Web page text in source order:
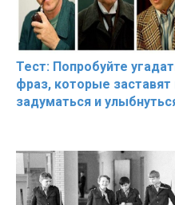
Тест: Попробуйте
фраз, которые заставят
задуматься и